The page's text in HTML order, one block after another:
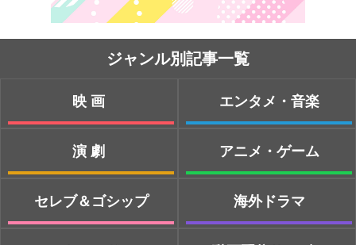
ジャンル別記事一覧
映画
演劇
セレブ＆ゴシップ
エンタメ・音楽
アニメ・ゲーム
海外ドラマ